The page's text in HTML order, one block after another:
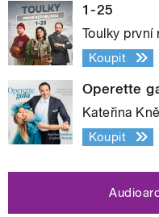
1-25
Toulky první
Koupit
Operette
Kateřina
Koupit